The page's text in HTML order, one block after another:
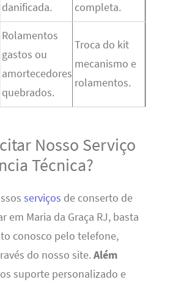
danificada.
completa.
Rolamentos
gastos ou
amortecedores
quebrados.
Troca do kit
mecanismo e
rolamentos.
Nosso Serviço
Técnica?
serviços de conserto de
em Maria da Graça RJ, basta
conosco pelo telefone,
do nosso site. Além
suporte personalizado e